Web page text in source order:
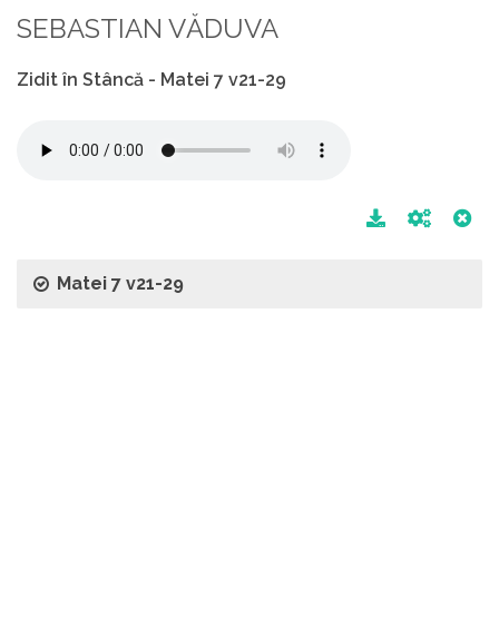
SEBASTIAN VĂDUVA
Zidit în Stâncă - Matei 7 v21-29
Matei 7 v21-29